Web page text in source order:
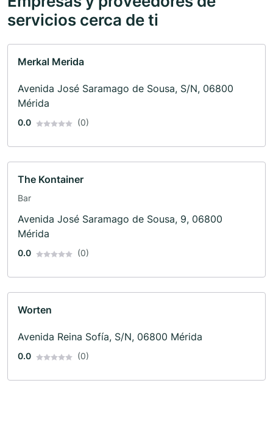
servicios cerca de ti
Merkal Merida
Avenida José Saramago de Sousa, S/N, 06800
Mérida
0.0 (0)
The Kontainer
Bar
Avenida José Saramago de Sousa, 9, 06800
Mérida
0.0 (0)
Worten
Avenida Reina Sofía, S/N, 06800 Mérida
0.0 (0)